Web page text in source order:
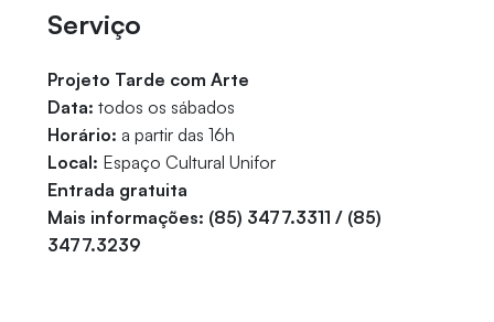
Serviço
Projeto Tarde com Arte
Data: todos os sábados
Horário: a partir das 16h
Local: Espaço Cultural Unifor
Entrada gratuita
Mais informações: (85) 3477.3311 / (85)
3477.3239